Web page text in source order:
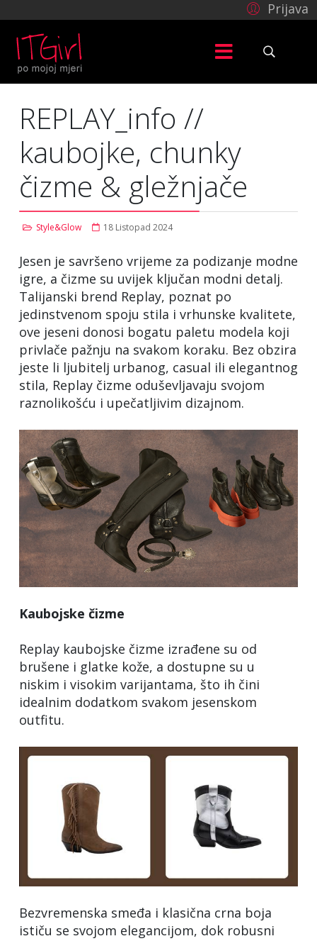
Prijava
REPLAY_info //
kaubojke, chunky
čizme & gležnjače
Style&Glow 18 Listopad 2024
Jesen je savršeno vrijeme za podizanje modne
igre, a čizme su uvijek ključan modni detalj.
Talijanski brend Replay, poznat po
jedinstvenom spoju stila i vrhunske kvalitete,
ove jeseni donosi bogatu paletu modela koji
privlače pažnju na svakom koraku. Bez obzira
jeste li ljubitelj urbanog, casual ili elegantnog
stila, Replay čizme oduševljavaju svojom
raznolikošću i upečatljivim dizajnom.
Kaubojske čizme
Replay kaubojske čizme izrađene su od
brušene i glatke kože, a dostupne su u
niskim i visokim varijantama, što ih čini
idealnim dodatkom svakom jesenskom
outfitu.
Bezvremenska smeđa i klasična crna boja
ističu se svojom elegancijom, dok robusni